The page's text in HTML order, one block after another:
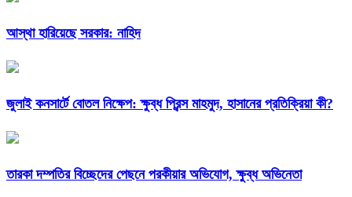
আস্থা হারিয়েছে সরকার: নাহিদ
জুলাই কনসার্টে বোতল নিক্ষেপ: ক্ষুব্ধ প্রিন্স মাহমুদ, হাসানের প্রতিক্রিয়া কী?
তারকা দম্পতির বিচ্ছেদের পেছনে পরকীয়ার অভিযোগ, ক্ষুব্ধ অভিনেতা